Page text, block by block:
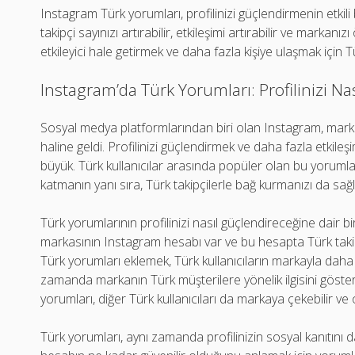
Instagram Türk yorumları, profilinizi güçlendirmenin etkili
takipçi sayınızı artırabilir, etkileşimi artırabilir ve
etkileyici hale getirmek ve daha fazla kişiye ulaşmak için
Instagram’da Türk Yorumları: Profilinizi
Sosyal medya platformlarından biri olan Instagram,
haline geldi. Profilinizi güçlendirmek ve daha fazla
büyük. Türk kullanıcılar arasında popüler olan bu
katmanın yanı sıra, Türk takipçilerle bağ kurmanızı da
Türk yorumlarının profilinizi nasıl güçlendireceğine dair
markasının Instagram hesabı var ve bu hesapta Türk
Türk yorumları eklemek, Türk kullanıcıların markayla
zamanda markanın Türk müşterilere yönelik ilgisini
yorumları, diğer Türk kullanıcıları da markaya çekebilir
Türk yorumları, aynı zamanda profilinizin sosyal kanıtını